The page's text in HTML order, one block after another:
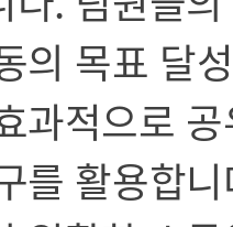
의 목표 달
과적으로
를 활용합